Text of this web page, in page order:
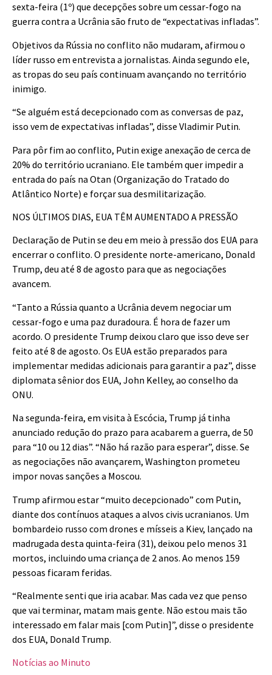
sexta-feira (1º) que decepções sobre um cessar-fogo na
guerra contra a Ucrânia são fruto de “expectativas infladas”.
Objetivos da Rússia no conflito não mudaram, afirmou o
líder russo em entrevista a jornalistas. Ainda segundo ele,
as tropas do seu país continuam avançando no território
inimigo.
“Se alguém está decepcionado com as conversas de paz,
isso vem de expectativas infladas”, disse Vladimir Putin.
Para pôr fim ao conflito, Putin exige anexação de cerca de
20% do território ucraniano. Ele também quer impedir a
entrada do país na Otan (Organização do Tratado do
Atlântico Norte) e forçar sua desmilitarização.
NOS ÚLTIMOS DIAS, EUA TÊM AUMENTADO A PRESSÃO
Declaração de Putin se deu em meio à pressão dos EUA para
encerrar o conflito. O presidente norte-americano, Donald
Trump, deu até 8 de agosto para que as negociações
avancem.
“Tanto a Rússia quanto a Ucrânia devem negociar um
cessar-fogo e uma paz duradoura. É hora de fazer um
acordo. O presidente Trump deixou claro que isso deve ser
feito até 8 de agosto. Os EUA estão preparados para
implementar medidas adicionais para garantir a paz”, disse
diplomata sênior dos EUA, John Kelley, ao conselho da
ONU.
Na segunda-feira, em visita à Escócia, Trump já tinha
anunciado redução do prazo para acabarem a guerra, de 50
para “10 ou 12 dias”. “Não há razão para esperar”, disse. Se
as negociações não avançarem, Washington prometeu
impor novas sanções a Moscou.
Trump afirmou estar “muito decepcionado” com Putin,
diante dos contínuos ataques a alvos civis ucranianos. Um
bombardeio russo com drones e mísseis a Kiev, lançado na
madrugada desta quinta-feira (31), deixou pelo menos 31
mortos, incluindo uma criança de 2 anos. Ao menos 159
pessoas ficaram feridas.
“Realmente senti que iria acabar. Mas cada vez que penso
que vai terminar, matam mais gente. Não estou mais tão
interessado em falar mais [com Putin]”, disse o presidente
dos EUA, Donald Trump.
Notícias ao Minuto